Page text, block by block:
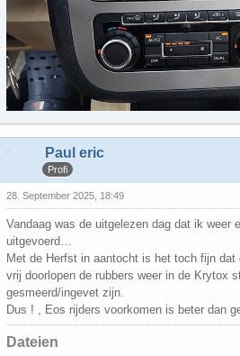
Paul eric
Profi
28. September 2025, 18:49
Vandaag was de uitgelezen dag dat ik weer
uitgevoerd…
Met de Herfst in aantocht is het toch fijn dat
vrij doorlopen de rubbers weer in de Krytox
gesmeerd/ingevet zijn.
Dus ! , Eos rijders voorkomen is beter dan
Dateien